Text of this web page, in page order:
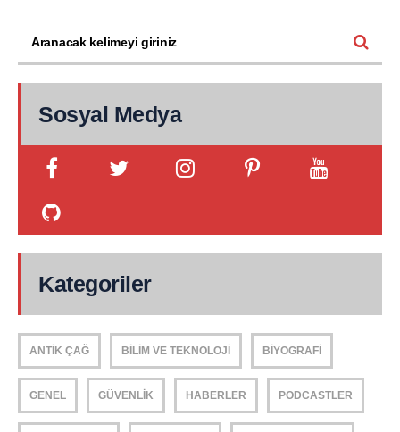
Sosyal Medya
Kategoriler
ANTIK ÇAĞ BILIM VE TEKNOLOJI BIYOGRAFI
GENEL GÜVENLIK HABERLER PODCASTLER